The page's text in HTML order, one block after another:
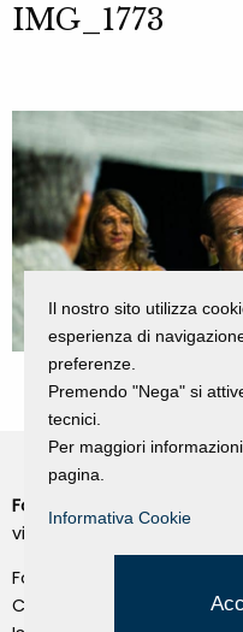
IMG_1773
Fondazione Dino Zoli
viale Bologna 288, Forlì
Fondo dot. euro 285.000 i.v.
CF e P.IVA 03692820404
Il nostro sito utilizza
esperienza di
preferenze.
Premendo "Nega" si
tecnici.
Per maggiori
pagina.
Informativa Cookie